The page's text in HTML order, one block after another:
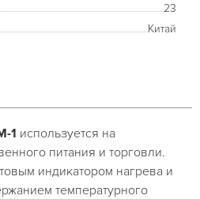
23
Китай
1 используется на
питания и торговли.
индикатором нагрева и
температурного